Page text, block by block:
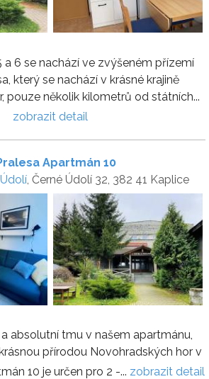
6 se nachází ve zvýšeném přízemí
který se nachází v krásné krajině
pouze několik kilometrů od státních...
zobrazit detail
Apartmán 10
, Černé Údolí 32, 382 41 Kaplice
absolutní tmu v našem apartmánu,
přírodou Novohradských hor v
10 je určen pro 2 -... zobrazit detail